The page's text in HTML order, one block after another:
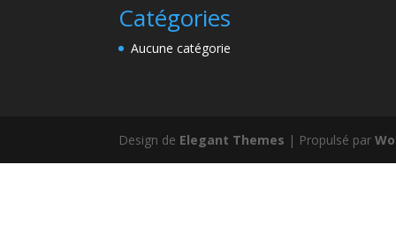
Catégories
Aucune catégorie
Design de Elegant Themes | Propulsé par